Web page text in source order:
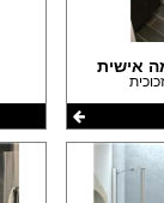
אישית